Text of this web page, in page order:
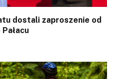
dostali zaproszenie od